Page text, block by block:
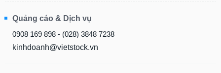
Quảng cáo & Dịch vụ
0908 169 898 - (028) 3848 7238
kinhdoanh@vietstock.vn